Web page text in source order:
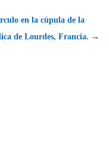
en la cúpula de la
de Lourdes, Francia. →